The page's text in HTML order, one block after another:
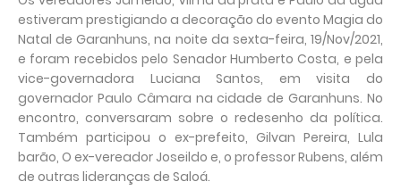
estiveram prestigiando a decoração do evento Magia do
Natal de Garanhuns, na noite da sexta-feira, 19/Nov/2021,
e foram recebidos pelo Senador Humberto Costa, e pela
vice-governadora Luciana Santos, em visita do
governador Paulo Câmara na cidade de Garanhuns. No
encontro, conversaram sobre o redesenho da política.
Também participou o ex-prefeito, Gilvan Pereira, Lula
barão, O ex-vereador Joseildo e, o professor Rubens, além
de outras lideranças de Saloá.